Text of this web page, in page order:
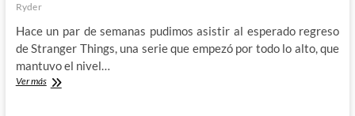
Ryder
Hace un par de semanas pudimos asistir al esperado regreso
de Stranger Things, una serie que empezó por todo lo alto, que
mantuvo el nivel…
Ver másStranger